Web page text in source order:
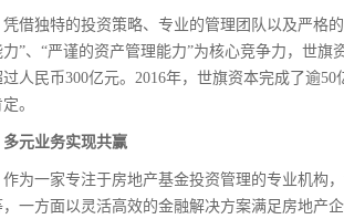
独特的投资策略、专业的管理团队以及严格的
力”、“严谨的资产管理能力”为核心竞争力，世
人民币300亿元。2016年，世旗资本完成了逾
。
多元业务实现共赢
一家专注于房地产基金投资管理的专业机构，
，一方面以灵活高效的金融解决方案满足房地产